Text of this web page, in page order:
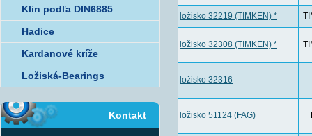
ložisko 32219 (TIMKEN) *
ložisko 32308 (TIMKEN) *
ložisko 32316
ložisko 51124 (FAG)
Klin podľa DIN6885
Hadice
Kardanové kríže
Ložiská-Bearings
Kontakt